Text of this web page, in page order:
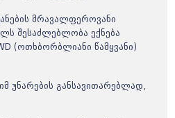
მრავალფეროვანი
შესაძლებლობა ექნება
(ოთხბორბლიანი წამყვანი)
უნარების განსავითარებლად,